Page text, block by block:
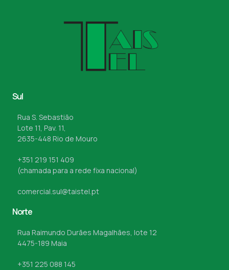
Sul
Rua S. Sebastião
Lote 11, Pav. 11,
2635-448 Rio de Mouro
+351 219 151 409
(chamada para a rede fixa nacional)
comercial.sul@taistel.pt
Norte
Rua Raimundo Durães Magalhães, lote 12
4475-189 Maia
+351 225 088 145